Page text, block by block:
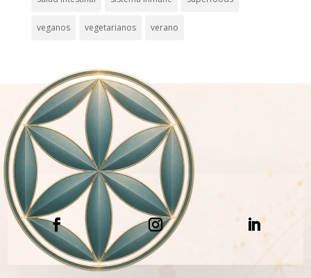
veganos vegetarianos verano